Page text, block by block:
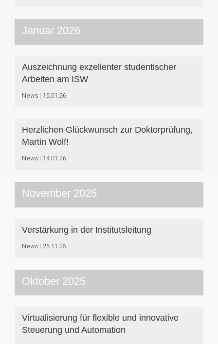
Januar 2026
Auszeichnung exzellenter studentischer
Arbeiten am ISW
News 15.01.26
Herzlichen Glückwunsch zur Doktorprüfung,
Martin Wolf!
News 14.01.26
November 2025
Verstärkung in der Institutsleitung
News 25.11.25
Oktober 2025
Virtualisierung für flexible und innovative
Steuerung und Automation